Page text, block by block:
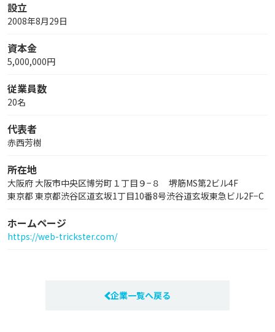
設立
2008年8月29日
資本金
5,000,000円
従業員数
20名
代表者
赤西芳樹
所在地
大阪府 大阪市中央区博労町１丁目９−８ 堺筋MS第2ビル4F
東京都 東京都渋谷区道玄坂1丁目10番8号渋谷道玄坂東急ビル2F−C
ホームページ
https://web-trickster.com/
企業一覧へ戻る